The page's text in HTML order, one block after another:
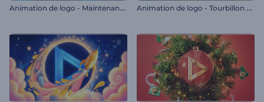
A
nimation de logo - Maintenance technique A
nimation de logo - Tourbillon de fumée